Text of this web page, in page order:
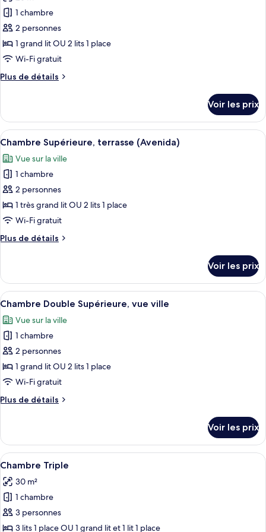
Double
(Avenida)
photos
pour
ce
type
chambre :
(Avenida)
1 chambre
2 personnes
1 grand lit OU 2 lits 1 place
Wi-Fi gratuit
Plus de détails
Plus
le
type
de
Chambre
Classique
Voir les prix
Afficher
toutes
les
photos
pour
ce
type
chambre :
terrasse
(Avenida)
Une chambre d’hôtel dotée d’une
15
Chambre Supérieure, terrasse (Avenida)
Vue sur la ville
1 chambre
2 personnes
1 très grand lit OU 2 lits 1 place
Wi-Fi gratuit
Plus de détails
Plus
le
type
de
Chambre
Supérieure,
(Avenida)
Voir les prix
Afficher
toutes
les
photos
pour
ce
type
chambre :
Supérieure,
vue
ville
Une chambre d’hôtel avec un
7
Chambre Double Supérieure, vue ville
Vue sur la ville
1 chambre
2 personnes
1 grand lit OU 2 lits 1 place
Wi-Fi gratuit
Plus de détails
Plus
le
type
de
Chambre
Double
vue
ville
Voir les prix
Afficher
toutes
les
photos
pour
ce
Une chambre d’hôtel avec deux lits,
6
Chambre Triple
30 m²
1 chambre
3 personnes
3 lits 1 place OU 1 grand lit et 1 lit 1 place